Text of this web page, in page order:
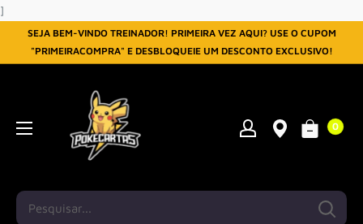
]
SEJA BEM-VINDO TREINADOR! PRIMEIRA VEZ AQUI? USE O CUPOM
"PRIMEIRACOMPRA" E DESBLOQUEIE UM DESCONTO EXCLUSIVO!
0